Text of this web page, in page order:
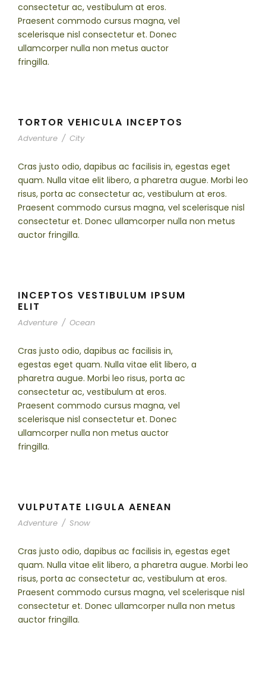
consectetur ac, vestibulum at eros.
Praesent commodo cursus magna, vel
scelerisque nisl consectetur et. Donec
ullamcorper nulla non metus auctor
fringilla.
TORTOR VEHICULA INCEPTOS
Adventure / City
Cras justo odio, dapibus ac facilisis in, egestas eget
quam. Nulla vitae elit libero, a pharetra augue. Morbi leo
risus, porta ac consectetur ac, vestibulum at eros.
Praesent commodo cursus magna, vel scelerisque nisl
consectetur et. Donec ullamcorper nulla non metus
auctor fringilla.
INCEPTOS VESTIBULUM IPSUM
ELIT
Adventure / Ocean
Cras justo odio, dapibus ac facilisis in,
egestas eget quam. Nulla vitae elit libero, a
pharetra augue. Morbi leo risus, porta ac
consectetur ac, vestibulum at eros.
Praesent commodo cursus magna, vel
scelerisque nisl consectetur et. Donec
ullamcorper nulla non metus auctor
fringilla.
VULPUTATE LIGULA AENEAN
Adventure / Snow
Cras justo odio, dapibus ac facilisis in, egestas eget
quam. Nulla vitae elit libero, a pharetra augue. Morbi leo
risus, porta ac consectetur ac, vestibulum at eros.
Praesent commodo cursus magna, vel scelerisque nisl
consectetur et. Donec ullamcorper nulla non metus
auctor fringilla.